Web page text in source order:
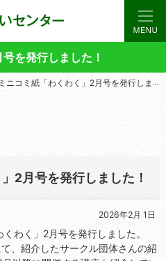
を発行しました！
ミニコミ紙「わくわく」2月号を発行しました！
2月号を発行しました！
2026年2月 1日
わく」2月号を発行しました。
、紹介したサークル団体さんの紹
ミニコミ紙「わくわく」2月号を発行しました！